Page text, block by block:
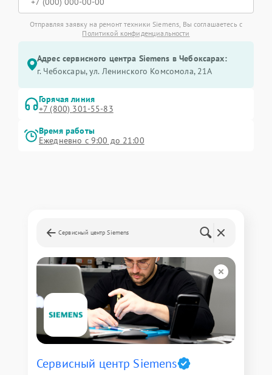
Отправляя заявку на ремонт техники Siemens, Вы соглашаетесь с
Политикой конфиденциальности
Адрес сервисного центра Siemens в Чебоксарах:
г. Чебоксары, ул. Ленинского Комсомола, 21А
Горячая линия
+7 (800) 301-55-83
Время работы
Ежедневно с 9:00 до 21:00
Сервисный центр Siemens
Сервисный центр Siemens